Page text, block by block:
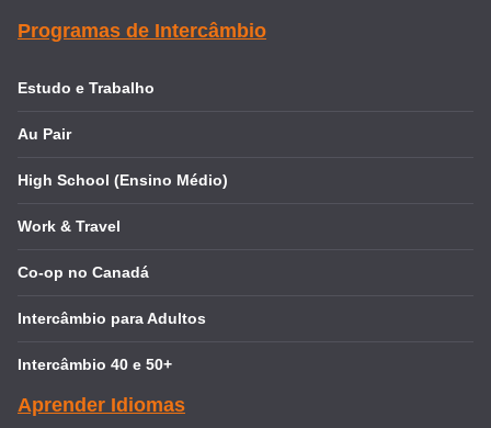
Programas de Intercâmbio
Estudo e Trabalho
Au Pair
High School (Ensino Médio)
Work & Travel
Co-op no Canadá
Intercâmbio para Adultos
Intercâmbio 40 e 50+
Aprender Idiomas